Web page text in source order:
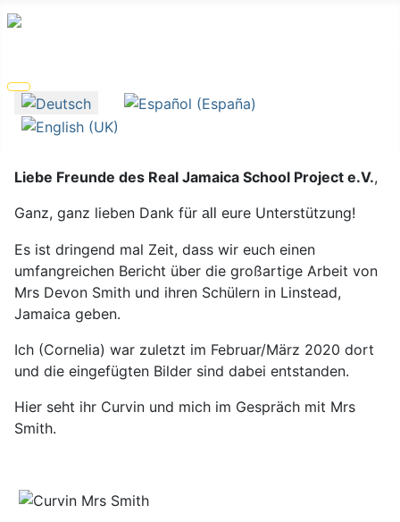
Sprache auswählen
Liebe Freunde des Real Jamaica School Project e.V.,
Ganz, ganz lieben Dank für all eure Unterstützung!
Es ist dringend mal Zeit, dass wir euch einen
umfangreichen Bericht über die großartige Arbeit von
Mrs Devon Smith und ihren Schülern in Linstead,
Jamaica geben.
Ich (Cornelia) war zuletzt im Februar/März 2020 dort
und die eingefügten Bilder sind dabei entstanden.
Hier seht ihr Curvin und mich im Gespräch mit Mrs
Smith.